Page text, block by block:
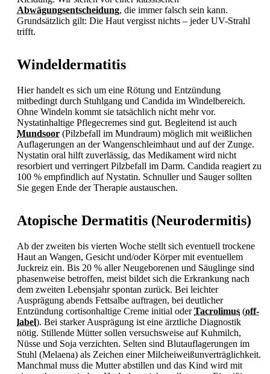
Abwägungsentscheidung, die immer falsch sein kann.
Grundsätzlich gilt: Die Haut vergisst nichts – jeder UV-Strahl
trifft.
Windeldermatitis
Hier handelt es sich um eine Rötung und Entzündung
mitbedingt durch Stuhlgang und Candida im Windelbereich.
Ohne Windeln kommt sie tatsächlich nicht mehr vor.
Nystatinhaltige Pflegecremes sind gut. Begleitend ist auch
Mundsoor (Pilzbefall im Mundraum) möglich mit weißlichen
Auflagerungen an der Wangenschleimhaut und auf der Zunge.
Nystatin oral hilft zuverlässig, das Medikament wird nicht
resorbiert und verringert Pilzbefall im Darm. Candida reagiert zu
100 % empfindlich auf Nystatin. Schnuller und Sauger sollten
Sie gegen Ende der Therapie austauschen.
Atopische Dermatitis (Neurodermitis)
Ab der zweiten bis vierten Woche stellt sich eventuell trockene
Haut an Wangen, Gesicht und/oder Körper mit eventuellem
Juckreiz ein. Bis 20 % aller Neugeborenen und Säuglinge sind
phasenweise betroffen, meist bildet sich die Erkrankung nach
dem zweiten Lebensjahr spontan zurück. Bei leichter
Ausprägung abends Fettsalbe auftragen, bei deutlicher
Entzündung cortisonhaltige Creme initial oderTacrolimus (off-
label). Bei starker Ausprägung ist eine ärztliche Diagnostik
nötig. Stillende Mütter sollen versuchsweise auf Kuhmilch,
Nüsse und Soja verzichten. Selten sind Blutauflagerungen im
Stuhl (Melaena) als Zeichen einer Milcheiweißunverträglichkeit.
Manchmal muss die Mutter abstillen und das Kind wird mit